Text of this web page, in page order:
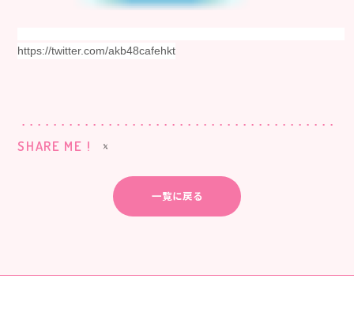
https://twitter.com/akb48cafehkt
SHARE ME !
一覧に戻る